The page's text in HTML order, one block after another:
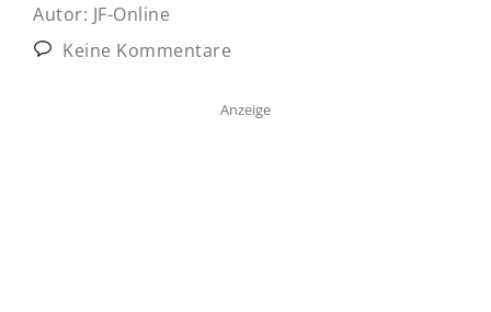
Autor: JF-Online
Keine Kommentare
Anzeige